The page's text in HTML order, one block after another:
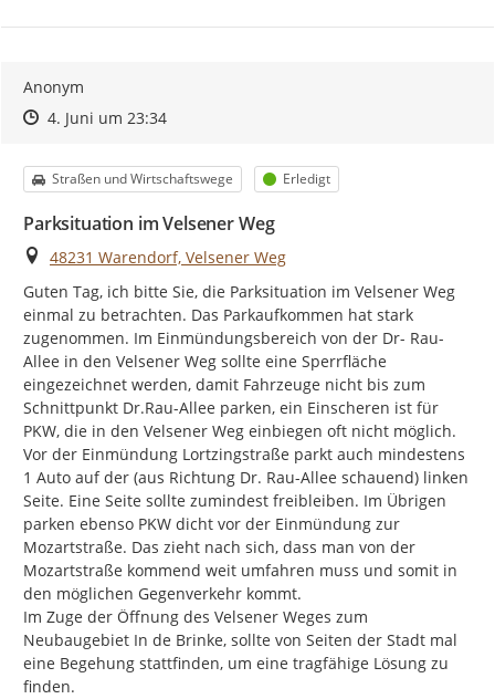
Anonym
Zeitpunkt des Erstellens
Zeitpunkt des Erstellens
4. Juni um 23:34Zur Äußerung
Kategorie
Straßen und Wirtschaftswege Status
Erledigt
Parksituation im Velsener Weg
Ort
48231 Warendorf, Velsener Weg
Guten Tag, ich bitte Sie, die Parksituation im Velsener Weg
einmal zu betrachten. Das Parkaufkommen hat stark
zugenommen. Im Einmündungsbereich von der Dr- Rau-
Allee in den Velsener Weg sollte eine Sperrfläche
eingezeichnet werden, damit Fahrzeuge nicht bis zum
Schnittpunkt Dr.Rau-Allee parken, ein Einscheren ist für
PKW, die in den Velsener Weg einbiegen oft nicht möglich.
Vor der Einmündung Lortzingstraße parkt auch mindestens
1 Auto auf der (aus Richtung Dr. Rau-Allee schauend) linken
Seite. Eine Seite sollte zumindest freibleiben. Im Übrigen
parken ebenso PKW dicht vor der Einmündung zur
Mozartstraße. Das zieht nach sich, dass man von der
Mozartstraße kommend weit umfahren muss und somit in
den möglichen Gegenverkehr kommt.
Im Zuge der Öffnung des Velsener Weges zum
Neubaugebiet In de Brinke, sollte von Seiten der Stadt mal
eine Begehung stattfinden, um eine tragfähige Lösung zu
finden.